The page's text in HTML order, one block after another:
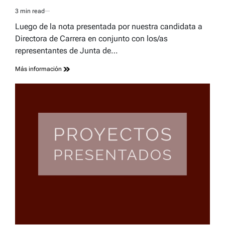
Estimated
read
3 min read
Luego de la nota presentada por nuestra candidata a
Directora de Carrera en conjunto con los/as
representantes de Junta de…
Más información